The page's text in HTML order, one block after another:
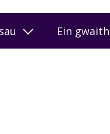
Ein gwaith